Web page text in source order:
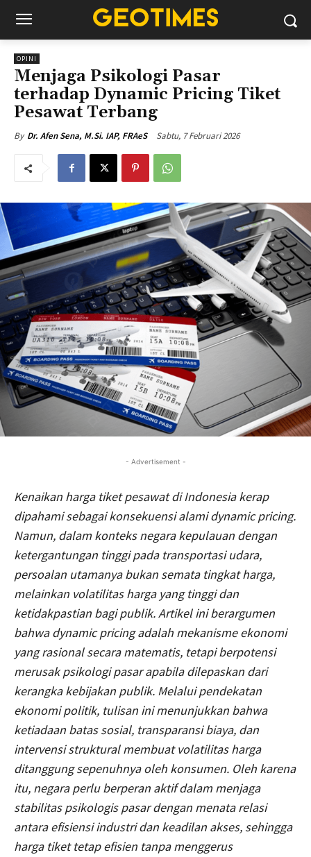
OPINI
Menjaga Psikologi Pasar
terhadap Dynamic Pricing Tiket
Pesawat Terbang
By Dr. Afen Sena, M.Si. IAP, FRAeS Sabtu, 7 Februari 2026
- Advertisement -
Kenaikan harga tiket pesawat di Indonesia kerap
dipahami sebagai konsekuensi alami dynamic pricing.
Namun, dalam konteks negara kepulauan dengan
ketergantungan tinggi pada transportasi udara,
persoalan utamanya bukan semata tingkat harga,
melainkan volatilitas harga yang tinggi dan
ketidakpastian bagi publik. Artikel ini berargumen
bahwa dynamic pricing adalah mekanisme ekonomi
yang rasional secara matematis, tetapi berpotensi
merusak psikologi pasar apabila dilepaskan dari
kerangka kebijakan publik. Melalui pendekatan
ekonomi politik, tulisan ini menunjukkan bahwa
ketiadaan batas sosial, transparansi biaya, dan
intervensi struktural membuat volatilitas harga
ditanggung sepenuhnya oleh konsumen. Oleh karena
itu, negara perlu berperan aktif dalam menjaga
stabilitas psikologis pasar dengan menata relasi
antara efisiensi industri dan keadilan akses, sehingga
harga tiket tetap efisien tanpa menggerus